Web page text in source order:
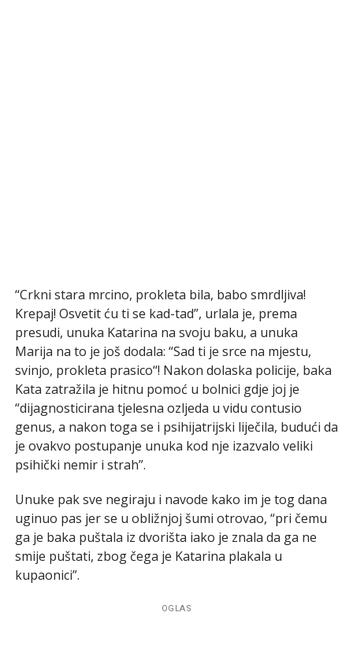
“Crkni stara mrcino, prokleta bila, babo smrdljiva!
Krepaj! Osvetit ću ti se kad-tad”, urlala je, prema
presudi, unuka Katarina na svoju baku, a unuka
Marija na to je još dodala: “Sad ti je srce na mjestu,
svinjo, prokleta prasico“! Nakon dolaska policije, baka
Kata zatražila je hitnu pomoć u bolnici gdje joj je
“dijagnosticirana tjelesna ozljeda u vidu contusio
genus, a nakon toga se i psihijatrijski liječila, budući da
je ovakvo postupanje unuka kod nje izazvalo veliki
psihički nemir i strah”.
Unuke pak sve negiraju i navode kako im je tog dana
uginuo pas jer se u obližnjoj šumi otrovao, “pri čemu
ga je baka puštala iz dvorišta iako je znala da ga ne
smije puštati, zbog čega je Katarina plakala u
kupaonici”.
OGLAS